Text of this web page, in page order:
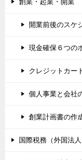
開業前後のスケ
現金確保６つの
クレジットカー
個人事業と会社
創業計画書の作
国際税務（外国法